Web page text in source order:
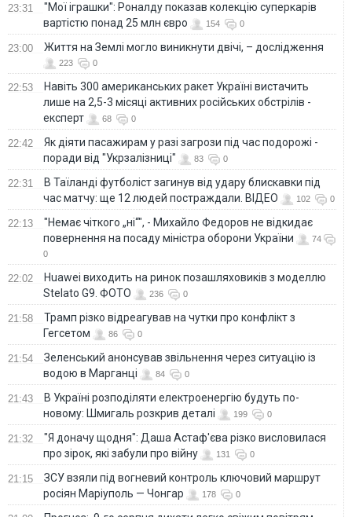
23:31
"Мої іграшки": Роналду показав колекцію суперкарів
вартістю понад 25 млн євро
154 0
23:00 Життя на Землі могло виникнути двічі, – дослідження
223 0
22:53
Навіть 300 американських ракет Україні вистачить
лише на 2,5-3 місяці активних російських обстрілів -
експерт
68 0
22:42
Як діяти пасажирам у разі загрози під час подорожі -
поради від "Укрзалізниці"
83 0
22:31
В Таїланді футболіст загинув від удару блискавки під
час матчу: ще 12 людей постраждали. ВІДЕО
102 0
22:13
"Немає чіткого „ні“", - Михайло Федоров не відкидає
повернення на посаду міністра оборони України
74
0
22:02
Huawei виходить на ринок позашляховиків з моделлю
Stelato G9. ФОТО
236 0
21:58
Трамп різко відреагував на чутки про конфлікт з
Гегсетом
86 0
21:54
Зеленський анонсував звільнення через ситуацію із
водою в Марганці
84 0
21:43
В Україні розподіляти електроенергію будуть по-
новому: Шмигаль розкрив деталі
199 0
21:32
"Я доначу щодня": Даша Астаф'єва різко висловилася
про зірок, які забули про війну
131 0
21:15
ЗСУ взяли під вогневий контроль ключовий маршрут
росіян Маріуполь — Чонгар
178 0